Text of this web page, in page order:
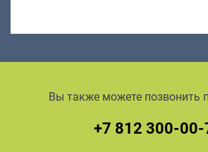
Вы также можете позвонить
+7 812 300-00-